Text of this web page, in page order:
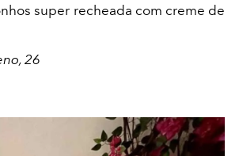
super recheada com creme de
26